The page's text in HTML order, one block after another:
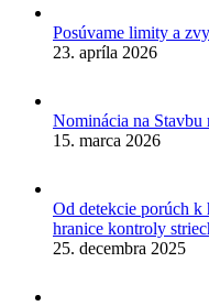
Posúvame limity a
23. apríla 2026
Nominácia na Stavbu
15. marca 2026
Od detekcie porúch k
hranice kontroly
25. decembra 2025